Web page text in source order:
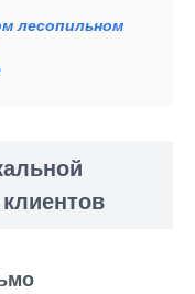
лесопильном